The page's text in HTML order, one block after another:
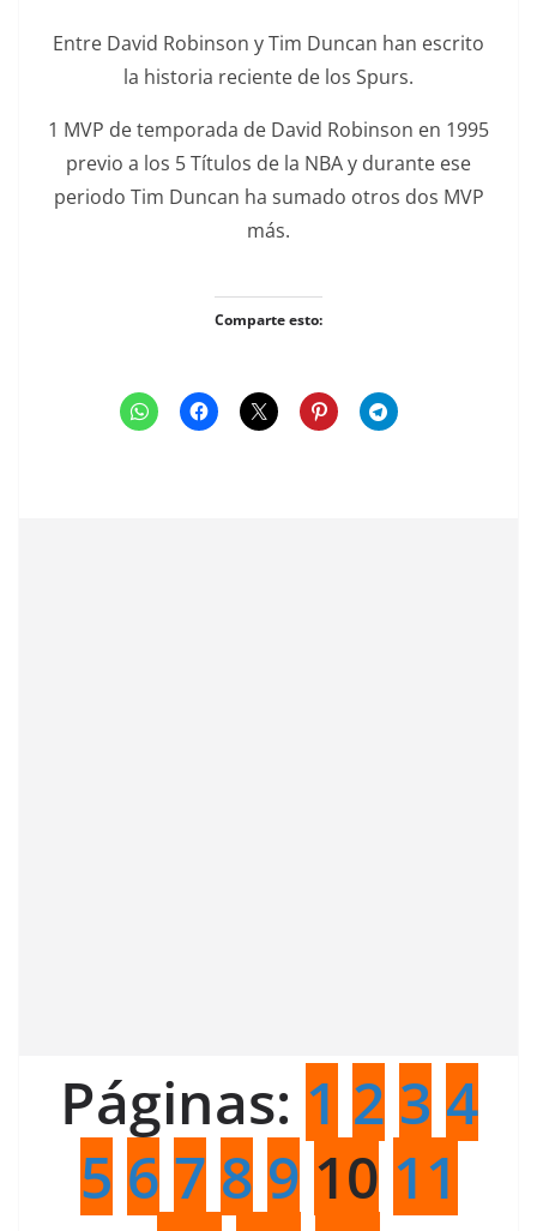
Entre David Robinson y Tim Duncan han escrito
la historia reciente de los Spurs.
1 MVP de temporada de David Robinson en 1995
previo a los 5 Títulos de la NBA y durante ese
periodo Tim Duncan ha sumado otros dos MVP
más.
Comparte esto:
Páginas: 1 2 3 4
5 6 7 8 9 10 11